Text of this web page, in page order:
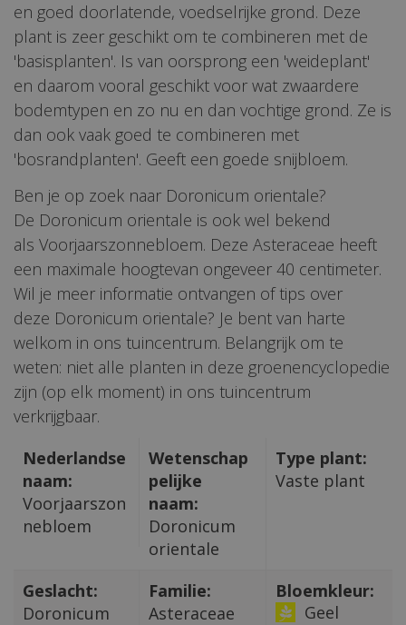
en goed doorlatende, voedselrijke grond. Deze
plant is zeer geschikt om te combineren met de
'basisplanten'. Is van oorsprong een 'weideplant'
en daarom vooral geschikt voor wat zwaardere
bodemtypen en zo nu en dan vochtige grond. Ze is
dan ook vaak goed te combineren met
'bosrandplanten'. Geeft een goede snijbloem.
Ben je op zoek naar Doronicum orientale?
De Doronicum orientale is ook wel bekend
als Voorjaarszonnebloem. Deze Asteraceae heeft
een maximale hoogtevan ongeveer 40 centimeter.
Wil je meer informatie ontvangen of tips over
deze Doronicum orientale? Je bent van harte
welkom in ons tuincentrum. Belangrijk om te
weten: niet alle planten in deze groenencyclopedie
zijn (op elk moment) in ons tuincentrum
verkrijgbaar.
Nederlandse
naam:
Voorjaarszon
nebloem
Wetenschap
pelijke
naam:
Doronicum
orientale
Type plant:
Vaste plant
Geslacht:
Doronicum
Familie:
Asteraceae
Bloemkleur:
Geel